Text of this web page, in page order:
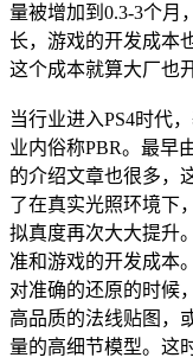
量被增加到0.3-3个月
长，游戏的开发成本
这个成本就算大厂也
当行业进入PS4时代
业内俗称PBR。最早
的介绍文章也很多，
了在真实光照环境下
拟真度再次大大提升
准和游戏的开发成本
对准确的还原的时候
高品质的法线贴图，
量的高细节模型。这